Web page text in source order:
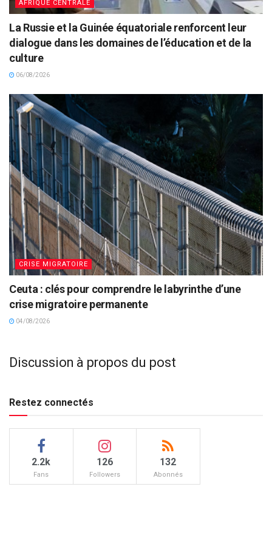
AFRIQUE CENTRALE
La Russie et la Guinée équatoriale renforcent leur
dialogue dans les domaines de l’éducation et de la
culture
06/08/2026
CRISE MIGRATOIRE
Ceuta : clés pour comprendre le labyrinthe d’une
crise migratoire permanente
04/08/2026
Discussion à propos du post
Restez connectés
2.2k
Fans
126
Followers
132
Abonnés